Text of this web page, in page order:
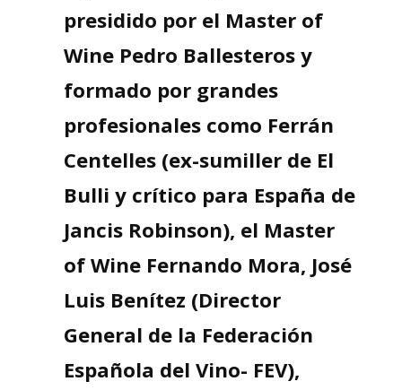
presidido por el Master of
Wine Pedro Ballesteros y
formado por grandes
profesionales como Ferrán
Centelles (ex-sumiller de El
Bulli y crítico para España de
Jancis Robinson), el Master
of Wine Fernando Mora, José
Luis Benítez (Director
General de la Federación
Española del Vino- FEV),